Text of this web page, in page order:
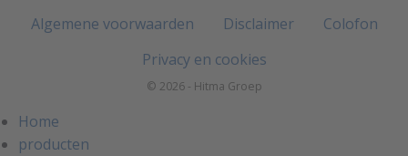
Algemene voorwaarden Disclaimer
Colofon
Privacy en cookies
© 2026 - Hitma Groep
Home
producten